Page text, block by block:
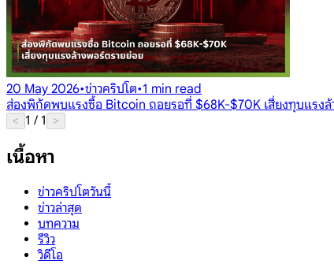
20 May 2026•ข่าวคริปโต•1 min read
ส่องพิกัดพบแรงซื้อ Bitcoin ถอยรอที่ $68K-$70K เสี่ยงทุบแรงล้
< 1 / 1 >
เนื้อหา
ข่าวคริปโตวันนี้
ข่าวล่าสุด
บทความ
รีวิว
วิดีโอ